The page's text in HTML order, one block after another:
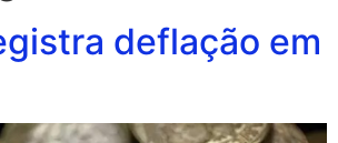
deflação em